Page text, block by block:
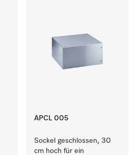
APCL 005
Sockel geschlossen, 30
cm hoch für ein